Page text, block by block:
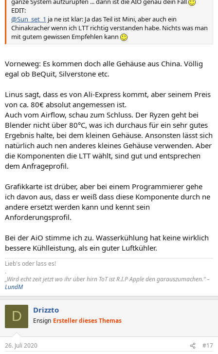
EDIT:
@Sun_set_1 ja ne ist klar: Ja das Teil ist Mini, aber auch ein
Chinakracher wenn ich LTT richtig verstanden habe. Nichts was man
mit gutem gewissen Empfehlen kann
Vorneweg: Es kommen doch alle Gehäuse aus China. Völlig
egal ob BeQuit, Silverstone etc.
Linus sagt, dass es von Ali-Express kommt, aber seinem Preis
von ca. 80€ absolut angemessen ist.
Auch vom Airflow, schau zum Schluss. Der Ryzen geht bei
Blender nicht über 80°C, was ich durchaus für ein sehr gutes
Ergebnis halte, bei dem kleinen Gehäuse. Ansonsten lässt sich
natürlich auch nen anderes kleines Gehäuse verwenden. Aber
die Komponenten die LTT wählt, sind gut und entsprechen
dem Anfrageprofil.
Grafikkarte ist drüber, aber bei einem Programmierer gehe
ich davon aus, dass er weiß dass diese Komponente durch ne
andere ersetzt werden kann und kennt sein
Anforderungsprofil.
Bei der AiO stimme ich zu. Wasserkühlung hat keine wirklich
bessere Kühlleistung, als ein guter Luftkühler.
Lieb's oder lass es!
.
„Wird echt zeit jetzt wo ihr über hirn ToT ist R.I.P Apple den garauszumachen.“ –
LundM
D Drizzto
Ensign Ersteller dieses Themas
26. Juli 2020 #17